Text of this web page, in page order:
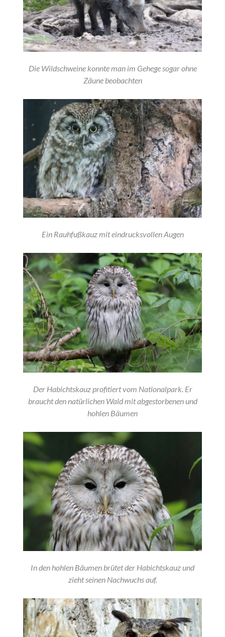
Die Wildschweine konnte man im Gehege sogar ohne
Zäune beobachten
Ein Rauhfußkauz mit eindrucksvollen Augen
Der Habichtskauz profitiert vom Nationalpark. Er
braucht den natürlichen Wald mit abgestorbenen und
hohlen Bäumen
In den hohlen Bäumen brütet der Habichtskauz und
zieht seinen Nachwuchs auf.